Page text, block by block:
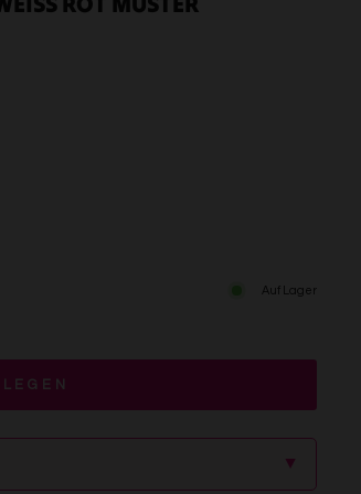
Auf Lager
▲